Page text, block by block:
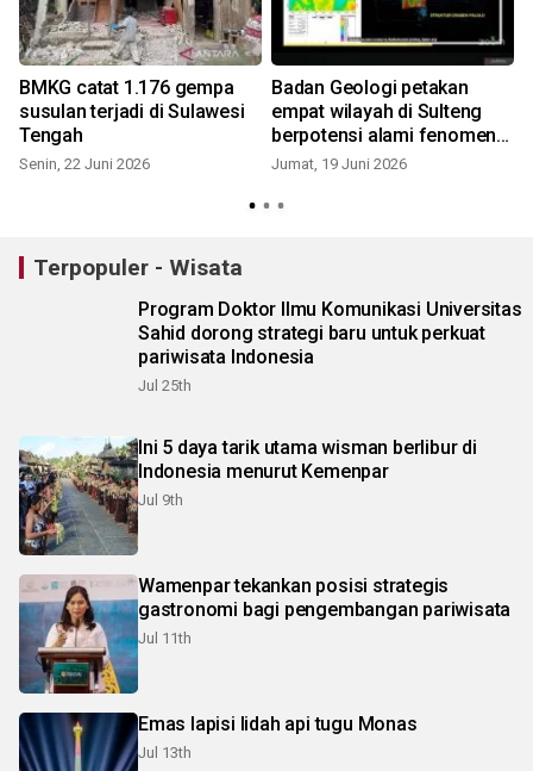
BMKG catat 1.176 gempa
susulan terjadi di Sulawesi
Tengah
Senin, 22 Juni 2026
Badan Geologi petakan
empat wilayah di Sulteng
berpotensi alami fenomena
likuefaksi
Jumat, 19 Juni 2026
Terpopuler - Wisata
Program Doktor Ilmu Komunikasi Universitas
Sahid dorong strategi baru untuk perkuat
pariwisata Indonesia
Jul 25th
Ini 5 daya tarik utama wisman berlibur di
Indonesia menurut Kemenpar
Jul 9th
Wamenpar tekankan posisi strategis
gastronomi bagi pengembangan pariwisata
Jul 11th
Emas lapisi lidah api tugu Monas
Jul 13th